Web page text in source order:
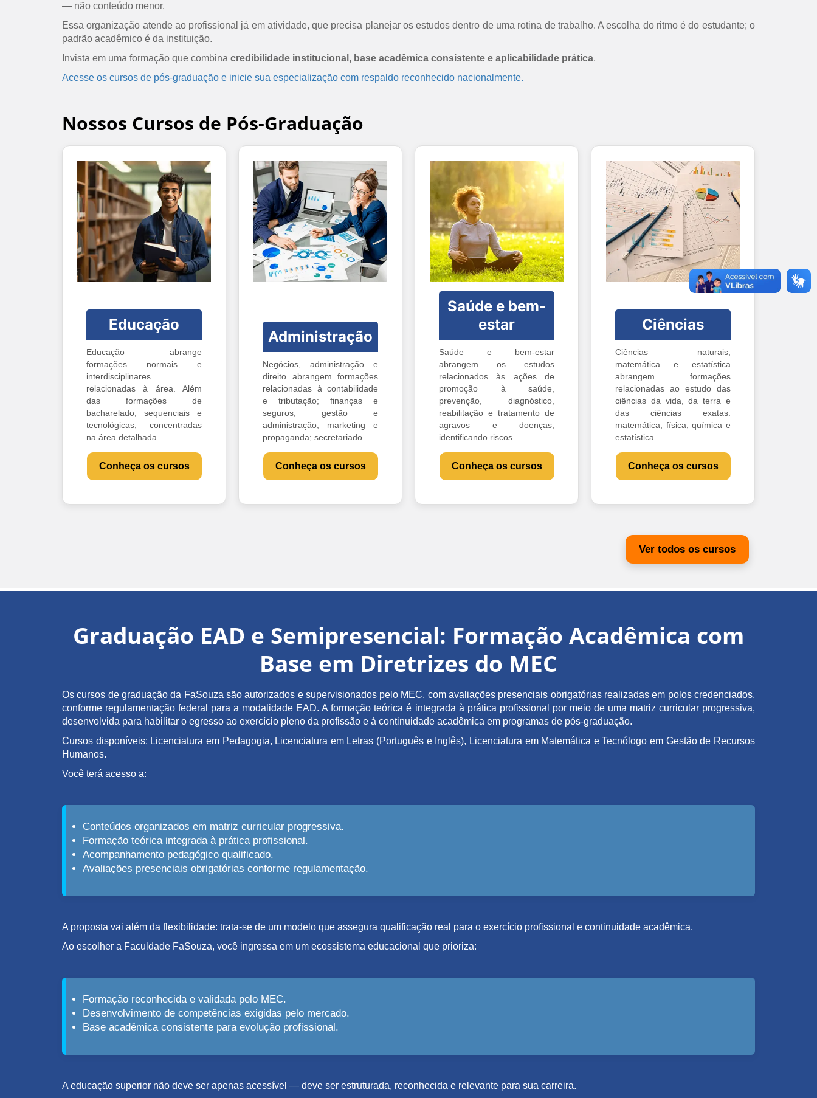
— não conteúdo menor.
Essa organização atende ao profissional já em atividade, que precisa planejar os estudos dentro de uma rotina de trabalho. A escolha do ritmo é do estudante; o
padrão acadêmico é da instituição.
Invista em uma formação que combina credibilidade institucional, base acadêmica consistente e aplicabilidade prática.
Acesse os cursos de pós-graduação e inicie sua especialização com respaldo reconhecido nacionalmente.
Nossos Cursos de Pós-Graduação
Educação
Educação abrange
formações normais e
interdisciplinares
relacionadas à área. Além
das formações de
bacharelado, sequenciais e
tecnológicas, concentradas
na área detalhada.
Conheça os cursos
Administração
Negócios, administração e
direito abrangem formações
relacionadas à contabilidade
e tributação; finanças e
seguros; gestão e
administração, marketing e
propaganda; secretariado...
Conheça os cursos
Saúde e bem-
estar
Saúde e bem-estar
abrangem os estudos
relacionados às ações de
promoção à saúde,
prevenção, diagnóstico,
reabilitação e tratamento de
agravos e doenças,
identificando riscos...
Conheça os cursos
Ciências
Ciências naturais,
matemática e estatística
abrangem formações
relacionadas ao estudo das
ciências da vida, da terra e
das ciências exatas:
matemática, física, química e
estatística...
Conheça os cursos
Ver todos os cursos
Graduação EAD e Semipresencial: Formação Acadêmica com
Base em Diretrizes do MEC
Os cursos de graduação da FaSouza são autorizados e supervisionados pelo MEC, com avaliações presenciais obrigatórias realizadas em polos credenciados,
conforme regulamentação federal para a modalidade EAD. A formação teórica é integrada à prática profissional por meio de uma matriz curricular progressiva,
desenvolvida para habilitar o egresso ao exercício pleno da profissão e à continuidade acadêmica em programas de pós-graduação.
Cursos disponíveis: Licenciatura em Pedagogia, Licenciatura em Letras (Português e Inglês), Licenciatura em Matemática e Tecnólogo em Gestão de Recursos
Humanos.
Você terá acesso a:
Conteúdos organizados em matriz curricular progressiva.
Formação teórica integrada à prática profissional.
Acompanhamento pedagógico qualificado.
Avaliações presenciais obrigatórias conforme regulamentação.
A proposta vai além da flexibilidade: trata-se de um modelo que assegura qualificação real para o exercício profissional e continuidade acadêmica.
Ao escolher a Faculdade FaSouza, você ingressa em um ecossistema educacional que prioriza:
Formação reconhecida e validada pelo MEC.
Desenvolvimento de competências exigidas pelo mercado.
Base acadêmica consistente para evolução profissional.
A educação superior não deve ser apenas acessível — deve ser estruturada, reconhecida e relevante para sua carreira.